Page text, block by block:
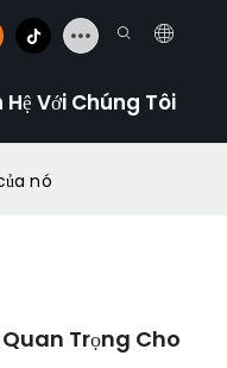
Hệ Với Chúng Tôi
nó
Quan Trọng Cho